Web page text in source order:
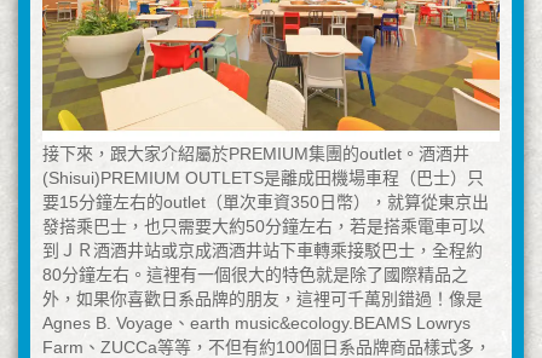
接下來，跟大家介紹屬於PREMIUM集團的outlet。酒酒井
(Shisui)PREMIUM OUTLETS是離成田機場車程（巴士）只
要15分鐘左右的outlet（單次車資350日幣），就算從東京出
發搭乘巴士，也只需要大約50分鐘左右，若是搭乘電車可以
到ＪＲ酒酒井站或京成酒酒井站下車轉乘接駁巴士，全程約
80分鐘左右。這裡有一個很大的特色就是除了國際精品之
外，如果你喜歡日系品牌的朋友，這裡可千萬別錯過！像是
Agnes B. Voyage、earth music&ecology.BEAMS Lowrys
Farm、ZUCCa等等，不但有約100個日系品牌商品樣式多，